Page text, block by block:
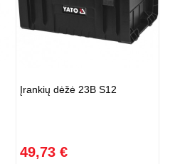
Įrankių dėžė 23B S12
49,73 €